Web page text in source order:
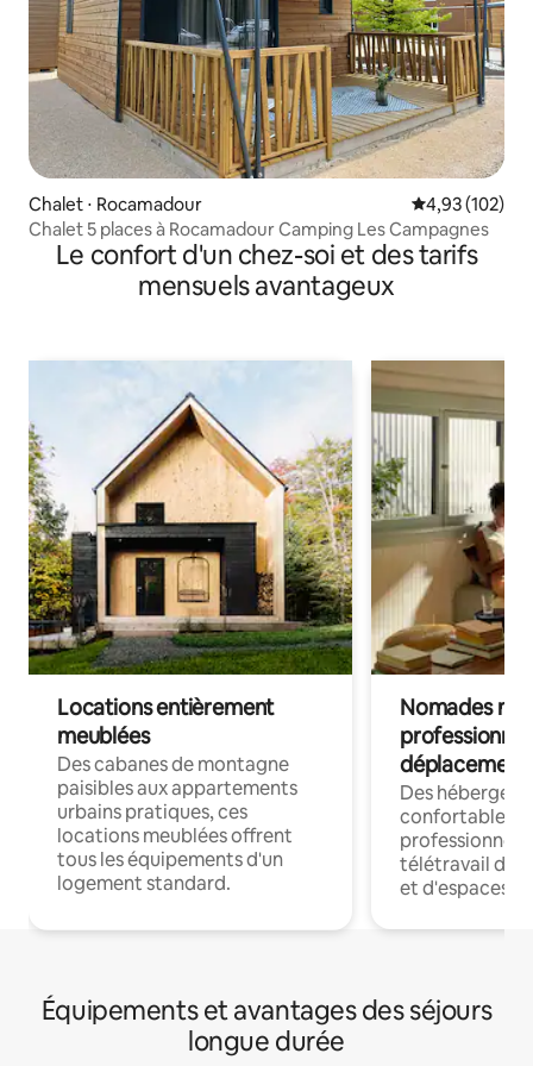
Chalet ⋅ Rocamadour Évaluation
4,93 (102)
Chalet 5 places à Rocamadour Camping Les Campagnes
Le confort d'un chez-soi et des tarifs
mensuels avantageux
Locations entièrement
meublées
Des cabanes de montagne
paisibles aux appartements
urbains pratiques, ces
locations meublées offrent
tous les équipements d'un
logement standard.
Nomades
déplacement
Des
confortables
professionnels
télétravail
et d'espaces
Équipements et avantages des séjours
longue durée